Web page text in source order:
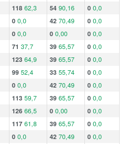
118 62,3 54 90,16 0 0,0
0 0,0 42 70,49 0 0,0
0 0,0 0 0,00 0 0,0
71 37,7 39 65,57 0 0,0
123 64,9 39 65,57 0 0,0
99 52,4 33 55,74 0 0,0
0 0,0 42 70,49 0 0,0
113 59,7 39 65,57 0 0,0
126 66,5 0 0,00 0 0,0
117 61,8 39 65,57 0 0,0
0 0,0 42 70,49 0 0,0